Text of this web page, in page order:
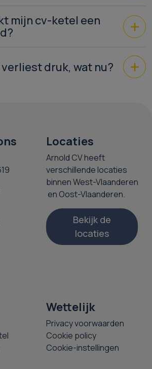
mijn cv-ketel een
druk, wat nu?
Locaties
Arnold CV heeft
verschillende locaties
binnen West-Vlaanderen
en Oost-Vlaanderen.
Bekijk de
locaties
Wettelijk
Privacy voorwaarden
Cookie policy
Cookie-instellingen